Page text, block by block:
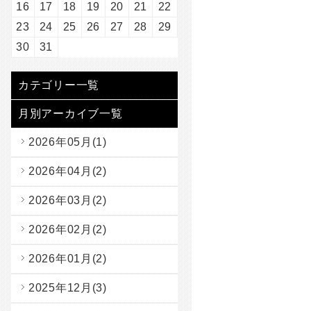
16
17 18 19 20 21
22
23
24 25 26 27 28
29
30
31
カテゴリー一覧
月別アーカイブ一覧
2026年05月(1)
2026年04月(2)
2026年03月(2)
2026年02月(2)
2026年01月(2)
2025年12月(3)